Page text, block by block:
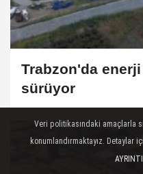
Trabzon'da enerji
sürüyor
Veri politikasındaki amaçlarla
konumlandırmaktayız. Detaylar